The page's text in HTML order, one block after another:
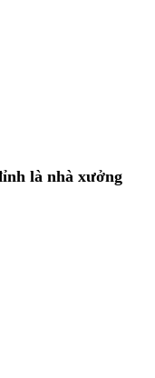
là nhà xưởng